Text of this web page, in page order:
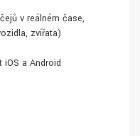
v reálném čase,
zvířata)
iOS a Android